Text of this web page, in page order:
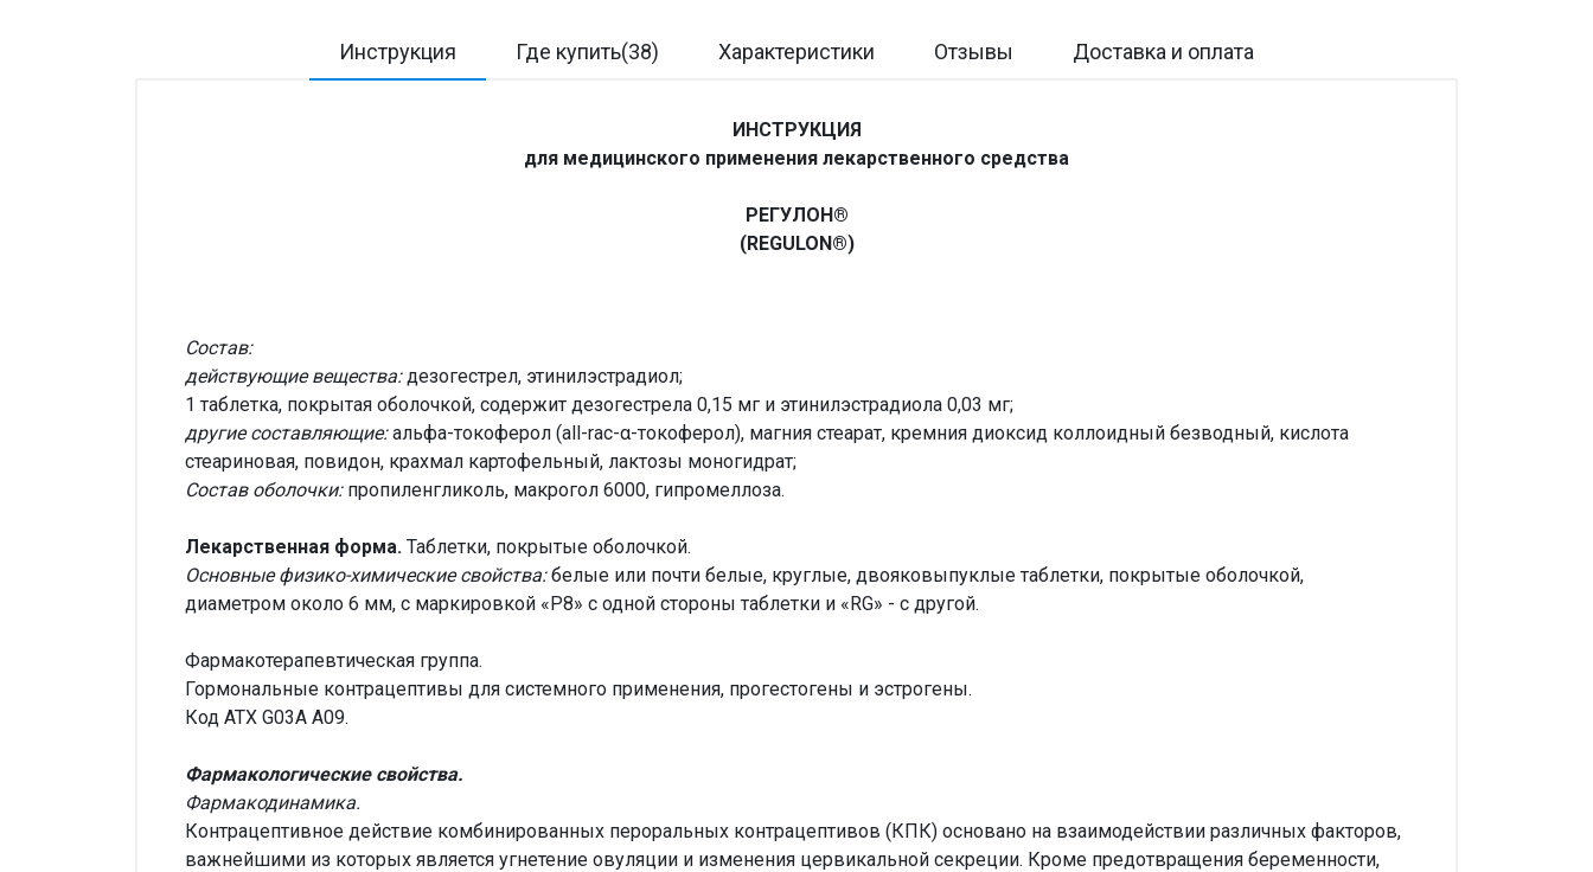
Инструкция Где купить(38) Характеристики Отзывы Доставка и оплата
ИНСТРУКЦИЯ
для медицинского применения лекарственного средства
РЕГУЛОН®
(REGULON®)
Состав:
действующие вещества:дезогестрел, этинилэстрадиол;
1 таблетка, покрытая оболочкой, содержит дезогестрела 0,15 мг и этинилэстрадиола 0,03 мг;
другие составляющие:альфа-токоферол (all-rac-α-токоферол), магния стеарат, кремния диоксид коллоидный безводный, кислота
стеариновая, повидон, крахмал картофельный, лактозы моногидрат;
Состав оболочки:пропиленгликоль, макрогол 6000, гипромеллоза.
Лекарственная форма. Таблетки, покрытые оболочкой.
Основные физико-химические свойства:белые или почти белые, круглые, двояковыпуклые таблетки, покрытые оболочкой,
диаметром около 6 мм, с маркировкой «Р8» с одной стороны таблетки и «RG» - с другой.
Фармакотерапевтическая группа.
Гормональные контрацептивы для системного применения, прогестогены и эстрогены.
Код ATX G03A A09.
Фармакологические свойства.
Фармакодинамика.
Контрацептивное действие комбинированных пероральных контрацептивов (КПК) основано на взаимодействии различных факторов,
важнейшими из которых является угнетение овуляции и изменения цервикальной секреции. Кроме предотвращения беременности,